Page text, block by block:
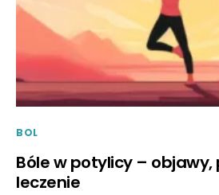
BOL
Bóle w potylicy – objawy,
leczenie